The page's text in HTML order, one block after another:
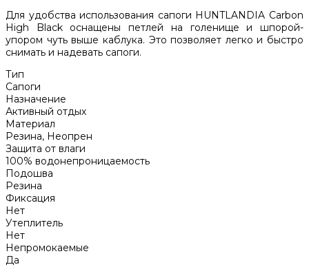
Для удобства использования сапоги HUNTLANDIA Carbon
High Black оснащены петлей на голенище и шпорой-
упором чуть выше каблука. Это позволяет легко и быстро
снимать и надевать сапоги.
Тип
Сапоги
Назначение
Активный отдых
Материал
Резина, Неопрен
Защита от влаги
100% водонепроницаемость
Подошва
Резина
Фиксация
Нет
Утеплитель
Нет
Непромокаемые
Да